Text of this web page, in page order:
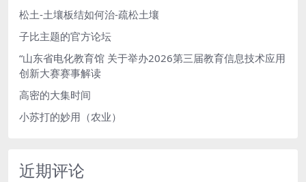
松土-土壤板结如何治-疏松土壤
子比主题的官方论坛
“山东省电化教育馆 关于举办2026第三届教育信息技术应用
创新大赛赛事解读
高密的大集时间
小苏打的妙用（农业）
近期评论